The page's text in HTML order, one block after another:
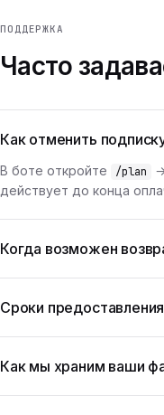
ПОДДЕРЖКА
Часто
Как отменить
В боте откройте /plan
действует до конца
Когда возможен
Сроки предоставления
Как мы храним ваши